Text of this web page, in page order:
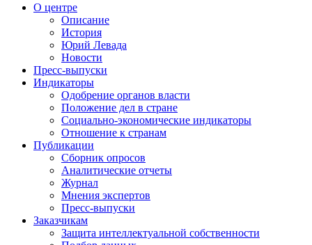
О центре
Описание
История
Юрий Левада
Новости
Пресс-выпуски
Индикаторы
Одобрение органов власти
Положение дел в стране
Социально-экономические индикаторы
Отношение к странам
Публикации
Сборник опросов
Аналитические отчеты
Журнал
Мнения экспертов
Пресс-выпуски
Заказчикам
Защита интеллектуальной собственности